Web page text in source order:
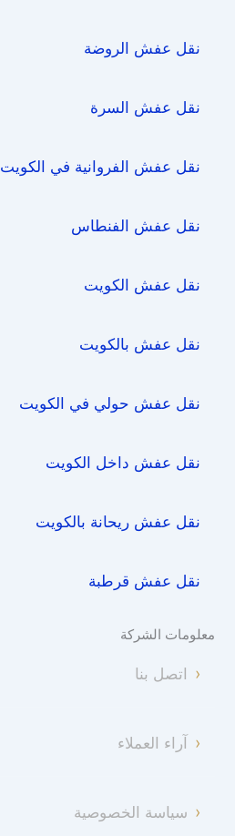
نقل عفش الروضة
نقل عفش السرة
نقل عفش الفروانية في الكويت
نقل عفش الفنطاس
نقل عفش الكويت
نقل عفش بالكويت
نقل عفش حولي في الكويت
نقل عفش داخل الكويت
نقل عفش ريحانة بالكويت
نقل عفش قرطبة
معلومات الشركة
اتصل بنا
آراء العملاء
سياسة الخصوصية